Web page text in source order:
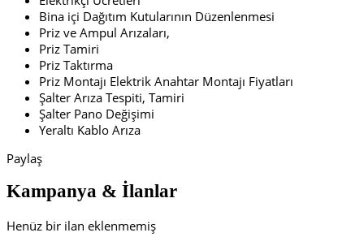
Bina içi Dağıtım Kutularının Düzenlenmesi
Priz ve Ampul Arızaları,
Priz Tamiri
Priz Taktırma
Priz Montajı Elektrik Anahtar Montajı Fiyatları
Şalter Arıza Tespiti, Tamiri
Şalter Pano Değişimi
Yeraltı Kablo Arıza
Paylaş
Kampanya & İlanlar
Henüz bir ilan eklenmemiş